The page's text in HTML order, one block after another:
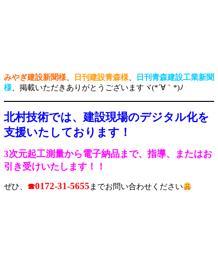
みやぎ建設新聞様 日刊建設青森様
日刊青森建設工業新聞
様 、掲載いただきありがとうございますヾ(*´∀｀*)ﾉ
北村技術では、建設現場のデジタル化を
支援いたしております！
3次元起工測量から電子納品まで、指導、またはお
引き受けいたします！！
ぜひ、 ☎0172-31-5655 までお問い合わせください